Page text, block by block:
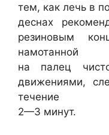
тем, как лечь в
деснах
резиновым
намотанной
на палец
движениями,
течение
2—3 минут.